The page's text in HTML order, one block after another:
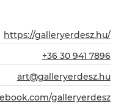
https://galleryerdesz.hu/
+36 30 941 7896
art@galleryerdesz.hu
galleryerdesz